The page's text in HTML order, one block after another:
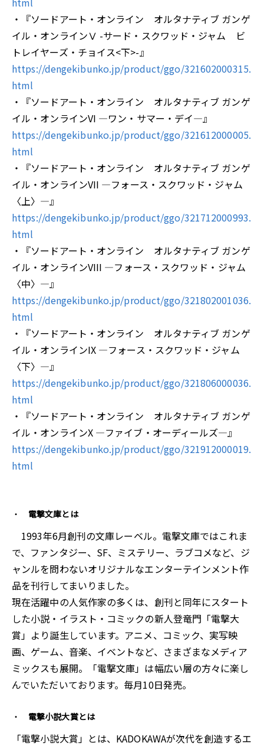
・『ソードアート・オンライン オルタナティブ ガンゲ
イル・オンラインⅤ -サード・スクワッド・ジャム ビ
トレイヤーズ・チョイス<下>-』
https://dengekibunko.jp/product/ggo/321602000315.
html
・『ソードアート・オンライン オルタナティブ ガンゲ
イル・オンラインVI ―ワン・サマー・デイ―』
https://dengekibunko.jp/product/ggo/321612000005.
html
・『ソードアート・オンライン オルタナティブ ガンゲ
イル・オンラインVII ―フォース・スクワッド・ジャム
〈上〉―』
https://dengekibunko.jp/product/ggo/321712000993.
html
・『ソードアート・オンライン オルタナティブ ガンゲ
イル・オンラインVIII ―フォース・スクワッド・ジャム
〈中〉―』
https://dengekibunko.jp/product/ggo/321802001036.
html
・『ソードアート・オンライン オルタナティブ ガンゲ
イル・オンラインIX ―フォース・スクワッド・ジャム
〈下〉―』
https://dengekibunko.jp/product/ggo/321806000036.
html
・『ソードアート・オンライン オルタナティブ ガンゲ
イル・オンラインX ―ファイブ・オーディールズ―』
https://dengekibunko.jp/product/ggo/321912000019.
html
電撃文庫とは
1993年6⽉創刊の⽂庫レーベル。電撃⽂庫ではこれま
で、ファンタジー、SF、ミステリー、ラブコメなど、ジ
ャンルを問わないオリジナルなエンターテインメント作
品を刊⾏してまいりました。
現在活躍中の⼈気作家の多くは、創刊と同年にスタート
した⼩説・イラスト・コミックの新⼈登⻯⾨「電撃⼤
賞」より誕⽣しています。アニメ、コミック、実写映
画、ゲーム、⾳楽、イベントなど、さまざまなメディア
ミックスも展開。「電撃⽂庫」は幅広い層の⽅々に楽し
んでいただいております。毎⽉10⽇発売。
電撃小説大賞とは
「電撃小説大賞」とは、KADOKAWAが次代を創造するエ